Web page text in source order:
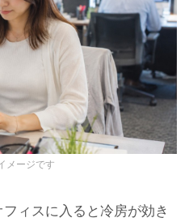
メージです
ィスに入ると冷房が効き